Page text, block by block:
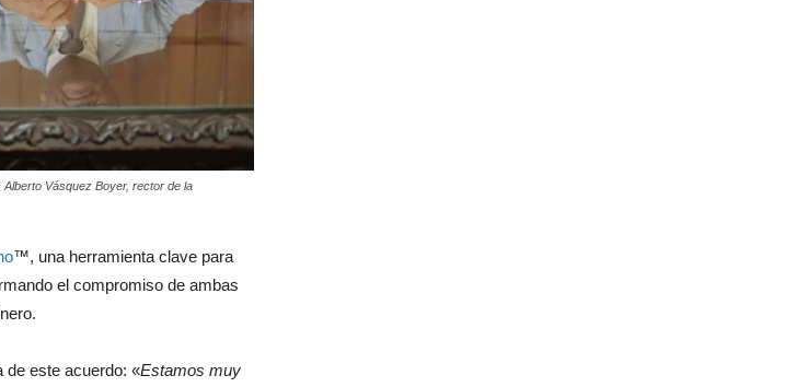
Vásquez Boyer, rector de la
™, una herramienta clave para
el compromiso de ambas
de este acuerdo: «Estamos muy